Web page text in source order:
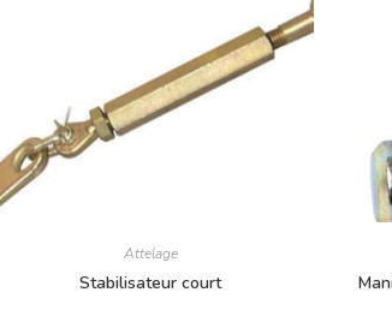
Attelage
Stabilisateur court